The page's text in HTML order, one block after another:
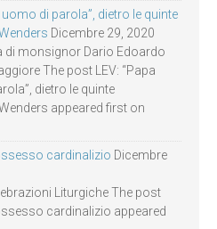
uomo di parola”, dietro le quinte
Dicembre 29, 2020
monsignor Dario Edoardo
The post LEV: “Papa
dietro le quinte
appeared first on
cardinalizio Dicembre
Liturgiche The post
cardinalizio appeared